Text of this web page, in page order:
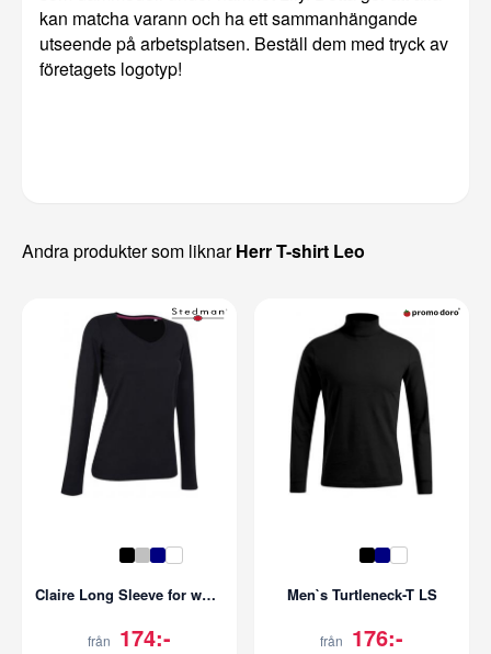
kan matcha varann och ha ett sammanhängande
utseende på arbetsplatsen. Beställ dem med tryck av
företagets logotyp!
Andra produkter som liknarHerr T-shirt Leo
Claire Long Sleeve for women
från 174:-
Men`s Turtleneck-T LS
från 176:-